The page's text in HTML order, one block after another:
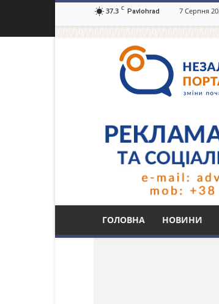
37.3 C Pavlohrad 7 Серпня
ГОЛОВНА НОВИНИ
Тег: родина